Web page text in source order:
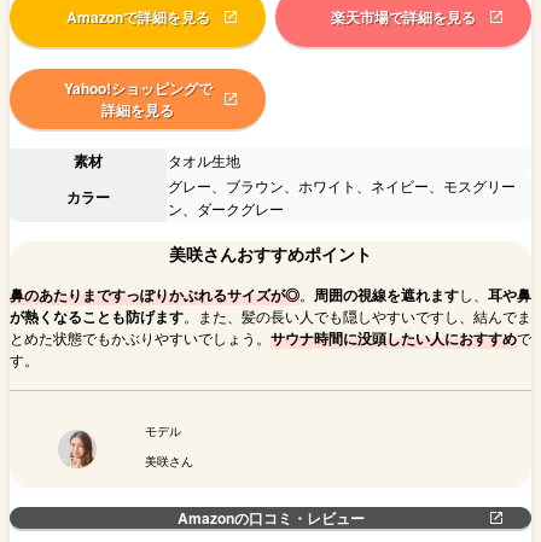
Amazonで詳細を見る 楽天市場で詳細を見る
Yahoo!ショッピングで
詳細を見る
素材 タオル生地
カラー
グレー、ブラウン、ホワイト、ネイビー、モスグリー
ン、ダークグレー
美咲さんおすすめポイント
鼻のあたりまですっぽりかぶれるサイズが◎。 周囲の視線を遮れますし、 耳や鼻
が熱くなることも防げます。また、髪の長い人でも隠しやすいですし、結んでま
とめた状態でもかぶりやすいでしょう。 サウナ時間に没頭したい人におすすめで
す。
モデル
美咲さん
Amazonの口コミ・レビュー